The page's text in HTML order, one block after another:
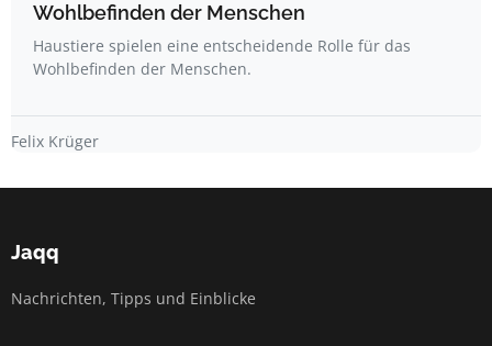
Wohlbefinden der Menschen
Haustiere spielen eine entscheidende Rolle für das
Wohlbefinden der Menschen.
Felix Krüger
Jaqq
Nachrichten, Tipps und Einblicke